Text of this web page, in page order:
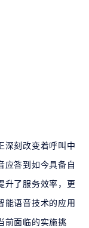
深刻改变着呼叫中
应答到如今具备自
升了服务效率，更
能语音技术的应用
前面临的实施挑